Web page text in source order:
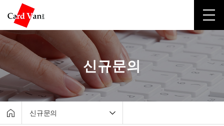
신규문의
신규문의